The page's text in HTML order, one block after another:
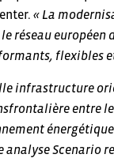
« La
réseau européen
flexibles
infrastructure
entre le
analyse Scenario